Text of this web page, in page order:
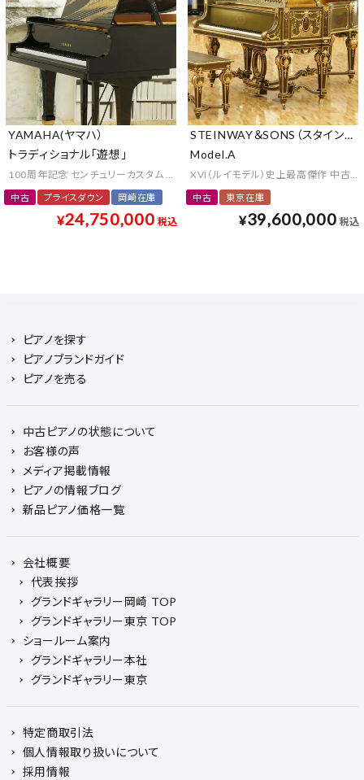
YAMAHA(ヤマハ）
トラディショナル「遊想」
100周年記念 センチュリーカスタム アート 漆芸 京工芸 プレミアム クラウンジュ
中古 プライスダウン 岡崎在庫
¥24,750,000 税込
STEINWAY＆SONS（スタインウェ
Model.A
XVI（ルイモデル）史上最高傑作 中古
中古 東京在庫
¥39,600,000 税込
ピアノを探す
ピアノブランドガイド
ピアノを売る
中古ピアノの状態について
お客様の声
メディア掲載情報
ピアノの情報ブログ
新品ピアノ価格一覧
会社概要
代表挨拶
グランドギャラリー岡崎 TOP
グランドギャラリー東京 TOP
ショールーム案内
グランドギャラリー本社
グランドギャラリー東京
特定商取引法
個人情報取り扱いについて
採用情報